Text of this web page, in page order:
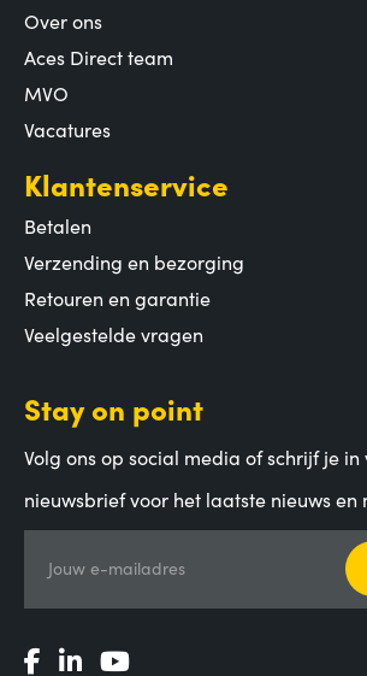
Over ons
Aces Direct team
MVO
Vacatures
Klantenservice
Betalen
Verzending en bezorging
Retouren en garantie
Veelgestelde vragen
Stay on point
Volg ons op social media of schrijf je in
nieuwsbrief voor het laatste nieuws en
Jouw e-mailadres